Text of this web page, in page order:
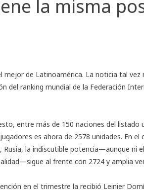
la misma
mejor de Latinoamérica. La noticia tal vez
del ranking mundial de la Federación
entre más de 150 naciones del listado
es ahora de 2578 unidades. En el
la indiscutible potencia—aunque ni
al frente con 2724 y amplia
en el trimestre la recibió Leinier